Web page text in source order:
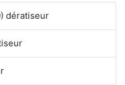
dératiseur